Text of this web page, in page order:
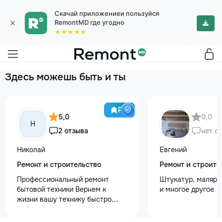
×
Скачай приложениеи пользуйся
RemontMD где угодно
★★★★★
Здесь можешь быть и ты
Pro
Н
5,0
2 отзыва
Николай
Ремонт и строительство
Профессиональный ремонт
бытовой техники Вернем к
жизни вашу технику быстро,
0,0
нет
Евгений
Ремонт и
Штукатур, маляр ,
и многое другое